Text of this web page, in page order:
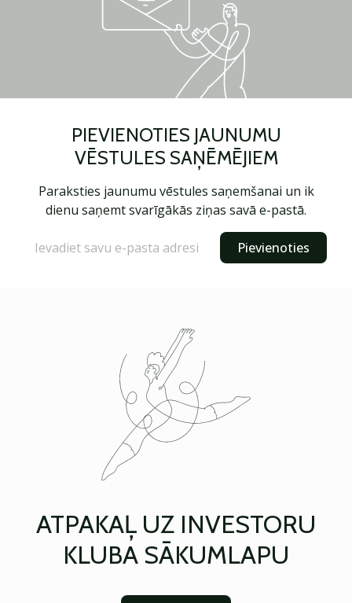
PIEVIENOTIES JAUNUMU
VĒSTULES SAŅĒMĒJIEM
Paraksties jaunumu vēstules saņemšanai un ik
dienu saņemt svarīgākās ziņas savā e-pastā.
Pievienoties
ATPAKAĻ UZ INVESTORU
KLUBA SĀKUMLAPU